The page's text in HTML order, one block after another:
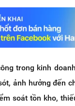
trong kinh
ảnh hưởng đến
soát tồn kho,